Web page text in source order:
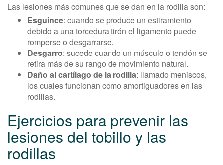
Las lesiones más comunes que se dan en la rodilla son:
Esguince: cuando se produce un estiramiento
debido a una torcedura tirón el ligamento puede
romperse o desgarrarse.
Desgarro: sucede cuando un músculo o tendón se
retira más de su rango de movimiento natural.
Daño al cartílago de la rodilla: llamado meniscos,
los cuales funcionan como amortiguadores en las
rodillas.
Ejercicios para prevenir las
lesiones del tobillo y las
rodillas